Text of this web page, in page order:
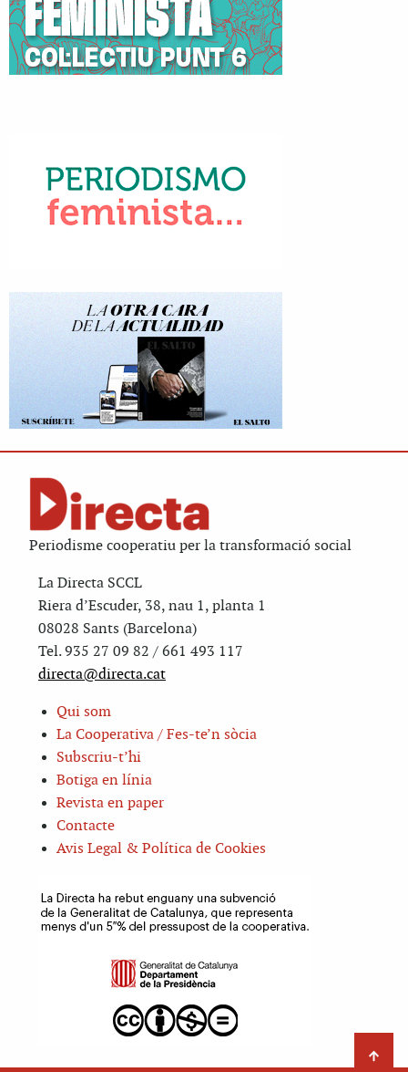
Periodisme cooperatiu per la transformació social
La Directa SCCL
Riera d’Escuder, 38, nau 1, planta 1
08028 Sants (Barcelona)
Tel. 935 27 09 82 / 661 493 117
directa@directa.cat
Qui som
La Cooperativa / Fes-te’n sòcia
Subscriu-t’hi
Botiga en línia
Revista en paper
Contacte
Avis Legal & Política de Cookies